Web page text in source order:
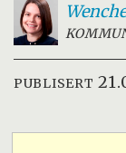
Wenche
PUBLISERT